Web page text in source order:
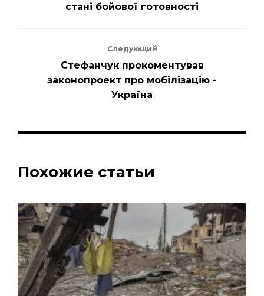
стані бойової готовності
Следующий
Стефанчук прокоментував
законопроект про мобілізацію -
Україна
Похожие статьи